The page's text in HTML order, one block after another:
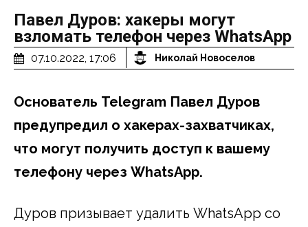
Павел Дуров: хакеры могут
взломать телефон через WhatsApp
07.10.2022, 17:06 Николай Новоселов
Основатель Telegram Павел Дуров
предупредил о хакерах-захватчиках,
что могут получить доступ к вашему
телефону через WhatsApp.
Дуров призывает удалить WhatsApp со